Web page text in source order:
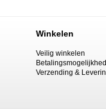
Winkelen
Veilig winkelen
Verzending &